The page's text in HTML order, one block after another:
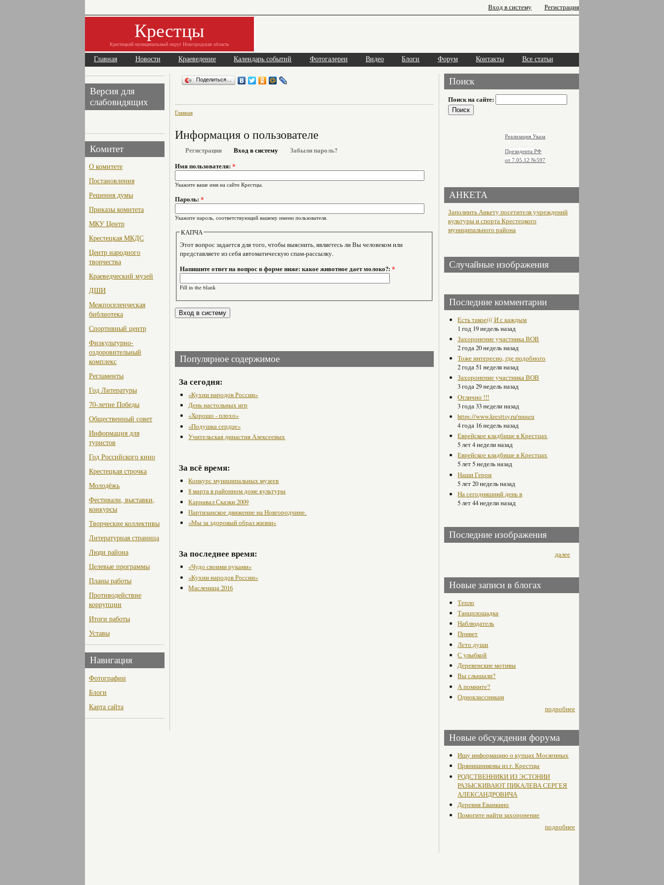
Вход в систему Регистрация
Крестцы
Крестецкий муниципальный округ Новгородская область
Главная Новости Краеведение Календарь событий Фотогалереи Видео Блоги Форум Контакты Все статьи
Версия для
слабовидящих
Комитет
О комитете
Постановления
Решения думы
Приказы комитета
МКУ Центр
Крестецкая МКДС
Центр народного
творчества
Краеведческий музей
ДШИ
Межпоселенческая
библиотека
Спортивный центр
Физкультурно-
оздоровительный
комплекс
Регламенты
Год Литературы
70-летие Победы
Общественный совет
Информация для
туристов
Год Российского кино
Крестецкая строчка
Молодёжь
Фестивали, выставки,
конкурсы
Творческие коллективы
Литературная страница
Люди района
Целевые программы
Планы работы
Противодействие
коррупции
Итоги работы
Уставы
Навигация
Фотографии
Блоги
Карта сайта
Поделиться…
Главная
Информация о пользователе
Регистрация Вход в систему
Забыли пароль?
Имя пользователя: *
Укажите ваше имя на сайте Крестцы.
Пароль: *
Укажите пароль, соответствующий вашему имени пользователя.
КАПЧА
Этот вопрос задается для того, чтобы выяснить, являетесь ли Вы человеком или
представляете из себя автоматическую спам-рассылку.
Напишите ответ на вопрос в форме ниже: какое животное дает молоко?:*
Fill in the blank
Популярное содержимое
За сегодня:
«Кухни народов России»
День настольных игр
«Хорошо - плохо»
«Подушка сердце»
Учительская династия Алексеевых
За всё время:
Конкурс муниципальных музеев
8 марта в районном доме культуры
Карнавал Сказки 2009
Партизанское движение на Новгородчине.
«Мы за здоровый образ жизни»
За последнее время:
«Чудо своими руками»
«Кухни народов России»
Масленица 2016
Поиск
Поиск на сайте:
Реализация Указа
Президента РФ
от 7.05.12 №597
АНКЕТА
Заполнить Анкету посетителя учреждений
культуры и спорта Крестецкого
муниципального района
Случайные изображения
Последние комментарии
Есть такое((( И с каждым
1 год 19 недель назад
Захоронение участника ВОВ
2 года 20 недель назад
Тоже интересно, где подобного
2 года 51 неделя назад
Захоронение участника ВОВ
3 года 29 недель назад
Отлично !!!
3 года 33 недели назад
https://www.kresttsy.ru/museu
4 года 16 недель назад
Еврейское кладбище в Крестцах
5 лет 4 недели назад
Еврейское кладбище в Крестцах
5 лет 5 недель назад
Наши Герои
5 лет 20 недель назад
На сегодняшний день в
5 лет 44 недели назад
Последние изображения
далее
Новые записи в блогах
Тепло
Танцплощадка
Наблюдатель
Привет
Лето души
С улыбкой
Деревенские мотивы
Вы слышали?
А помните?
Одноклассникам
подробнее
Новые обсуждения форума
Ищу информацию о купцах Мосягиных
Прянишниковы из г. Крестцы
РОДСТВЕННИКИ ИЗ ЭСТОНИИ
РАЗЫСКИВАЮТ ПИКАЛЕВА СЕРГЕЯ
АЛЕКСАНДРОВИЧА
Деревня Еванкино
Помогите найти захоронение
подробнее